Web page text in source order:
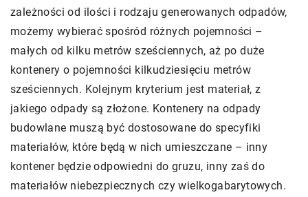
zależności od ilości i rodzaju generowanych odpadów,
możemy wybierać spośród różnych pojemności –
małych od kilku metrów sześciennych, aż po duże
kontenery o pojemności kilkudziesięciu metrów
sześciennych. Kolejnym kryterium jest materiał, z
jakiego odpady są złożone. Kontenery na odpady
budowlane muszą być dostosowane do specyfiki
materiałów, które będą w nich umieszczane – inny
kontener będzie odpowiedni do gruzu, inny zaś do
materiałów niebezpiecznych czy wielkogabarytowych.